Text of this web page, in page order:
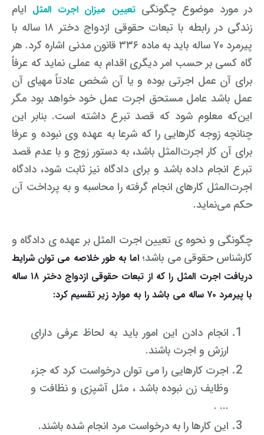
در مورد موضوع چگونگیتعیین میزان اجرت المثل ایام
زندگی در رابطه با تبعات حقوقی ازدواج دختر ۱۸ ساله با
پیرمرد ۷۰ ساله باید به ماده ۳۳۶ قانون مدنی اشاره کرد. هر
گاه کسی بر حسب امر دیگری اقدام به عملی نماید که عرفاً
برای آن عمل اجرتی بوده و یا آن شخص عادتاً مهیای آن
عمل باشد عامل ‌مستحق اجرت عمل خود خواهد بود مگر
این‌که معلوم شود که قصد تبرع داشته است. بنابر این
چنانچه زوجه کارهایی را که شرعا به عهده وی نبوده و عرفا
برای آن کار اجرت‌المثل باشد، به دستور زوج و با عدم قصد
تبرع انجام داده باشد و برای دادگاه نیز ثابت شود، دادگاه
اجرت‌المثل کارهای انجام گرفته را محاسبه و به پرداخت آن
حکم می‌نماید.
چگونگی و نحوه ی تعیین اجرت المثل بر عهده ی دادگاه و
کارشناس حقوقی می باشد؛ اما به طور خلاصه می توان شرایط
دریافت اجرت المثل را که از تبعات حقوقی ازدواج دختر ۱۸ ساله
با پیرمرد ۷۰ ساله می باشد را به موارد زیر تقسیم کرد:
انجام دادن این امور باید به لحاظ عرفی دارای
ارزش و اجرت باشند.
اجرت کارهایی را می توان درخواست کرد که جزء
وظایف زن نبوده باشد ، مثل آشپزی و نظافت و
... .
این کارها را به درخواست مرد انجام شده باشند.